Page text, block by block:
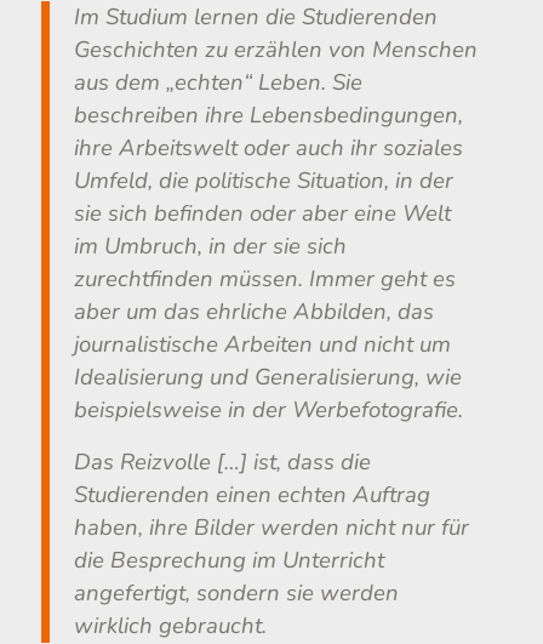
Im Studium lernen die Studierenden
Geschichten zu erzählen von Menschen
aus dem „echten“ Leben. Sie
beschreiben ihre Lebensbedingungen,
ihre Arbeitswelt oder auch ihr soziales
Umfeld, die politische Situation, in der
sie sich befinden oder aber eine Welt
im Umbruch, in der sie sich
zurechtfinden müssen. Immer geht es
aber um das ehrliche Abbilden, das
journalistische Arbeiten und nicht um
Idealisierung und Generalisierung, wie
beispielsweise in der Werbefotografie.
Das Reizvolle […] ist, dass die
Studierenden einen echten Auftrag
haben, ihre Bilder werden nicht nur für
die Besprechung im Unterricht
angefertigt, sondern sie werden
wirklich gebraucht.